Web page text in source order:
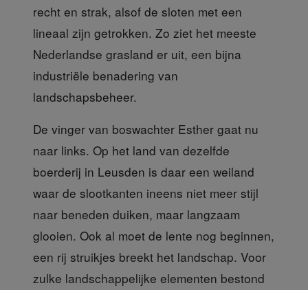
recht en strak, alsof de sloten met een
lineaal zijn getrokken. Zo ziet het meeste
Nederlandse grasland er uit, een bijna
industriële benadering van
landschapsbeheer.
De vinger van boswachter Esther gaat nu
naar links. Op het land van dezelfde
boerderij in Leusden is daar een weiland
waar de slootkanten ineens niet meer stijl
naar beneden duiken, maar langzaam
glooien. Ook al moet de lente nog beginnen,
een rij struikjes breekt het landschap. Voor
zulke landschappelijke elementen bestond